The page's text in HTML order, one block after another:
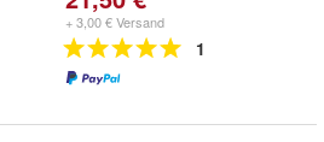
+ 3,00 € Versand
1